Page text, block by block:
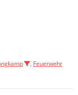
, Feuerwehr